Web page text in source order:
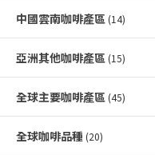
中國雲南咖啡產區 (14)
亞洲其他咖啡產區 (15)
全球主要咖啡產區 (45)
全球咖啡品種 (20)